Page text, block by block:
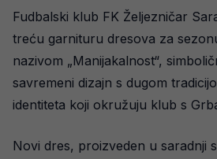
Fudbalski klub FK Željezničar
treću garnituru dresova za
nazivom „Manijakalnost“,
savremeni dizajn s dugom
identiteta koji okružuju klub s
Novi dres, proizveden u saradnji